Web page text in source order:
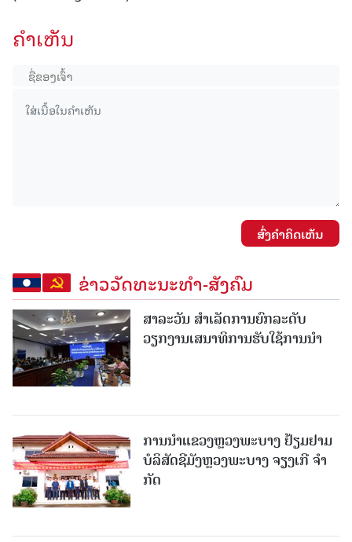
ຄໍາເຫັນ
ສົ່ງຄໍາຄິດເຫັນ
ຂ່າວວັດທະນະທຳ-ສັງຄົມ
ສາລະວັນ ສໍາເລັດການຍົກລະດັບ
ວຽກງານເສນາທິການຮັບໃຊ້ການນໍາ
ການນຳແຂວງຫຼວງພະບາງ ຢ້ຽມ​ຢາມ
ບໍ​ລິ​ສັດຊີມັງຫຼວງພະບາງ ຈຽງເກີ ຈໍາ
ກັດ